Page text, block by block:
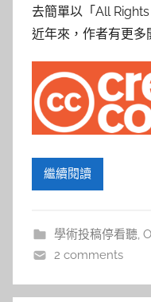
去簡單以「All
近年來，作者有更多
繼續閱讀
學術投稿停看聽,
2 comments